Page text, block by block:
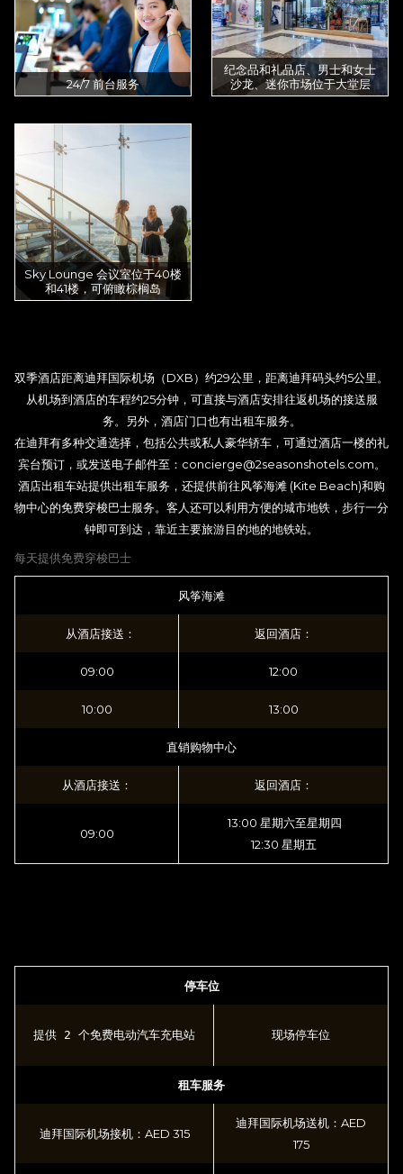
24/7 前台服务
纪念品和礼品店、男士和女士
沙龙、迷你市场位于大堂层
Sky Lounge 会议室位于40楼
和41楼，可俯瞰棕榈岛
双季酒店距离迪拜国际机场（DXB）约29公里，距离迪拜码头约5公里。
从机场到酒店的车程约25分钟，可直接与酒店安排往返机场的接送服
务。另外，酒店门口也有出租车服务。
在迪拜有多种交通选择，包括公共或私人豪华轿车，可通过酒店一楼的礼
宾台预订，或发送电子邮件至：concierge@2seasonshotels.com。
酒店出租车站提供出租车服务，还提供前往风筝海滩 (Kite Beach)和购
物中心的免费穿梭巴士服务。客人还可以利用方便的城市地铁，步行一分
钟即可到达，靠近主要旅游目的地的地铁站。
每天提供免费穿梭巴士
风筝海滩
从酒店接送： 返回酒店：
09:00 12:00
10:00 13:00
直销购物中心
从酒店接送： 返回酒店：
09:00
13:00 星期六至星期四
12:30 星期五
停车位
提供 2 个免费电动汽车充电站 现场停车位
租车服务
迪拜国际机场接机：AED 315
迪拜国际机场送机：AED
175